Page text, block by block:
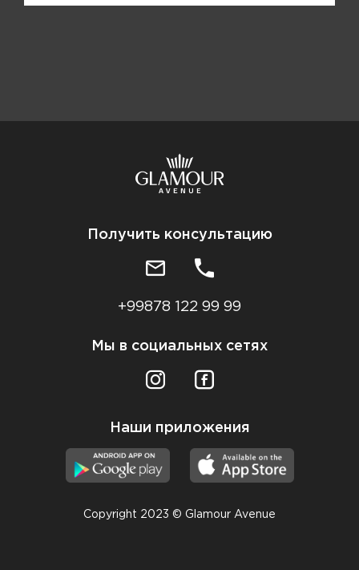
Получить консультацию
+99878 122 99 99
Мы в социальных сетях
Наши приложения
Copyright 2023 © Glamour Avenue